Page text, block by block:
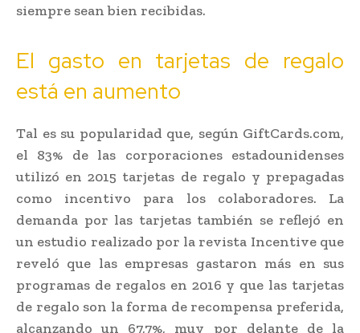
siempre sean bien recibidas.
El gasto en tarjetas de regalo
está en aumento
Tal es su popularidad que, según GiftCards.com,
el 83% de las corporaciones estadounidenses
utilizó en 2015 tarjetas de regalo y prepagadas
como incentivo para los colaboradores. La
demanda por las tarjetas también se reflejó en
un estudio realizado por la revista Incentive que
reveló que las empresas gastaron más en sus
programas de regalos en 2016 y que las tarjetas
de regalo son la forma de recompensa preferida,
alcanzando un 67,7%, muy por delante de la